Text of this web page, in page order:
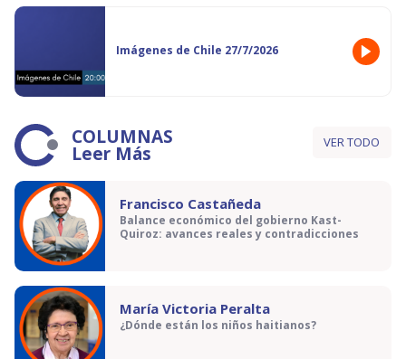
Imágenes de Chile 27/7/2026
COLUMNAS
Leer Más VER TODO
Francisco Castañeda
Balance económico del gobierno Kast-
Quiroz: avances reales y contradicciones
María Victoria Peralta
¿Dónde están los niños haitianos?